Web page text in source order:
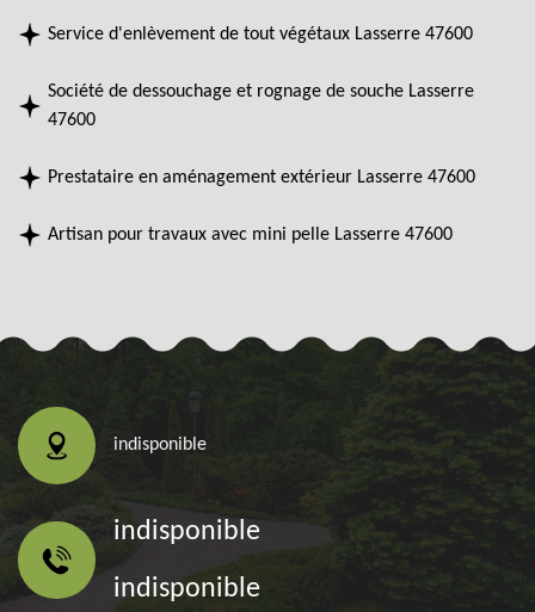
Service d'enlèvement de tout végétaux Lasserre 47600
Société de dessouchage et rognage de souche Lasserre
47600
Prestataire en aménagement extérieur Lasserre 47600
Artisan pour travaux avec mini pelle Lasserre 47600
indisponible
indisponible
indisponible